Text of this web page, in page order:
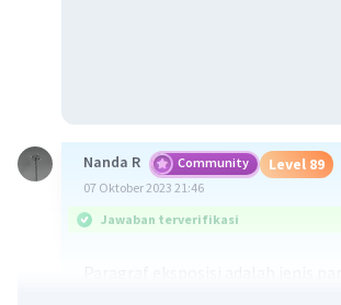
Nanda R Community Level 89
07 Oktober 2023 21:46
Jawaban terverifikasi